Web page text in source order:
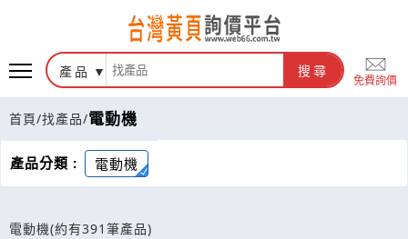
產品 搜尋
免費詢價
首頁/找產品/電動機
產品分類 : 電動機
電動機(約有391筆產品)